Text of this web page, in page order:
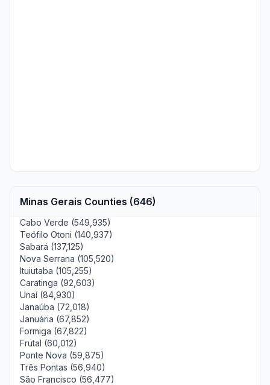
Minas Gerais Counties (646)
Cabo Verde (549,935)
Teófilo Otoni (140,937)
Sabará (137,125)
Nova Serrana (105,520)
Ituiutaba (105,255)
Caratinga (92,603)
Unaí (84,930)
Janaúba (72,018)
Januária (67,852)
Formiga (67,822)
Frutal (60,012)
Ponte Nova (59,875)
Três Pontas (56,940)
São Francisco (56,477)